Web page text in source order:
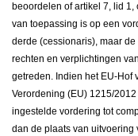
beoordelen of artikel 7, lid
van toepassing is op een
derde (cessionaris), maar
rechten en verplichtingen
getreden. Indien het EU-Hof
Verordening (EU) 1215/
ingestelde vordering tot
dan de plaats van uitvoering